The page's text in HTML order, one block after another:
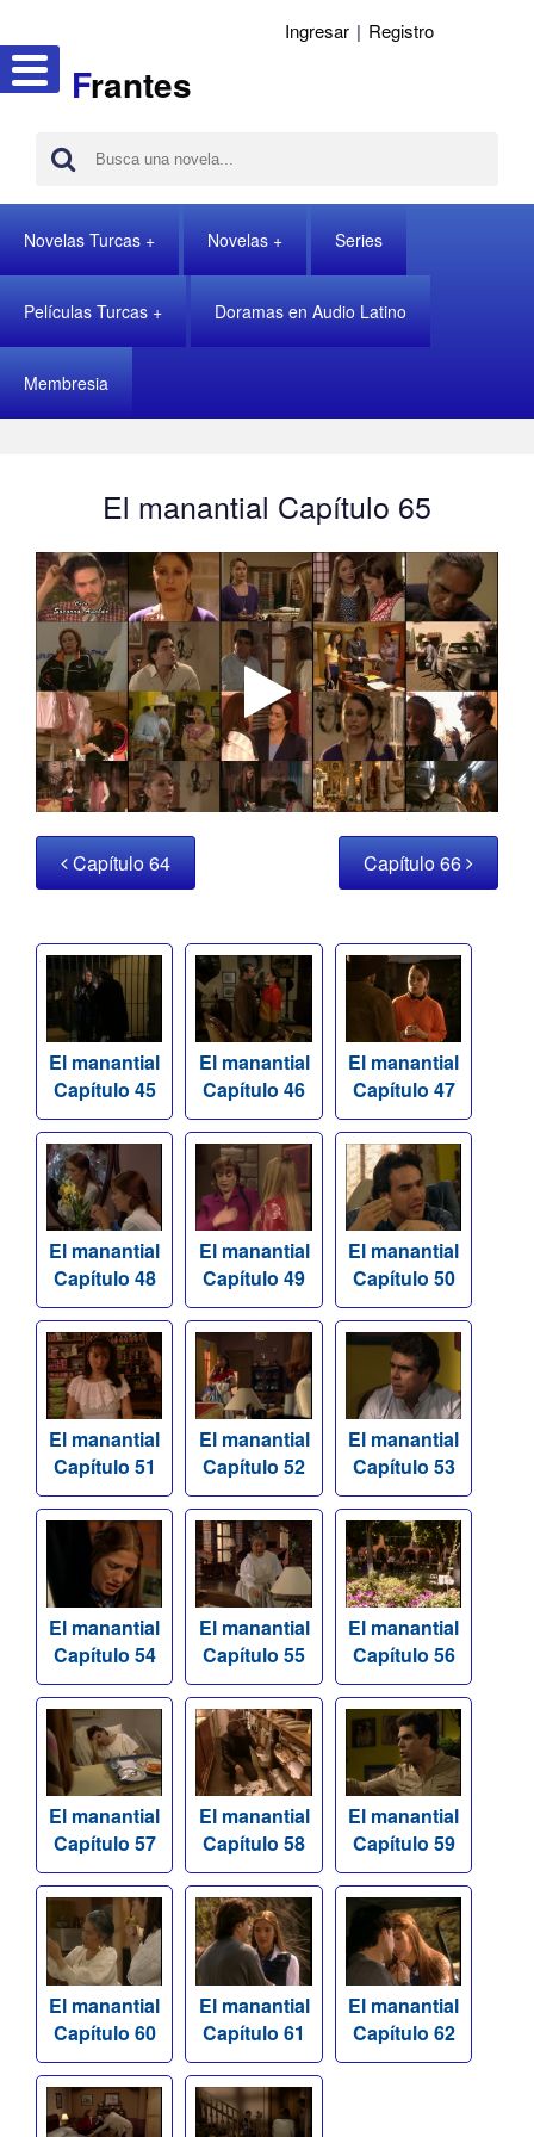
Frantes
Ingresar | Registro
Novelas Turcas Novelas Series
Películas Turcas Doramas en Audio Latino
Membresia
El manantial Capítulo 65
Capítulo 64 Capítulo 66
El manantial
Capítulo 45
El manantial
Capítulo 46
El manantial
Capítulo 47
El manantial
Capítulo 48
El manantial
Capítulo 49
El manantial
Capítulo 50
El manantial
Capítulo 51
El manantial
Capítulo 52
El manantial
Capítulo 53
El manantial
Capítulo 54
El manantial
Capítulo 55
El manantial
Capítulo 56
El manantial
Capítulo 57
El manantial
Capítulo 58
El manantial
Capítulo 59
El manantial
Capítulo 60
El manantial
Capítulo 61
El manantial
Capítulo 62